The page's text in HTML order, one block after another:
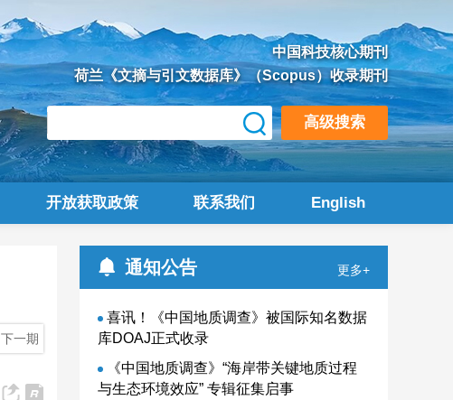
中国科技核心期刊
荷兰《文摘与引文数据库》（Scopus）收录期刊
高级搜索
开放获取政策 联系我们 English
下一期
通知公告 更多+
喜讯！《中国地质调查》被国际知名数据
库DOAJ正式收录
《中国地质调查》“海岸带关键地质过程
与生态环境效应” 专辑征集启事